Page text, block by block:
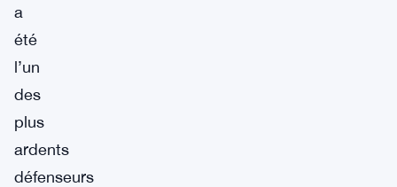
a
été
l’un
des
plus
ardents
défenseurs